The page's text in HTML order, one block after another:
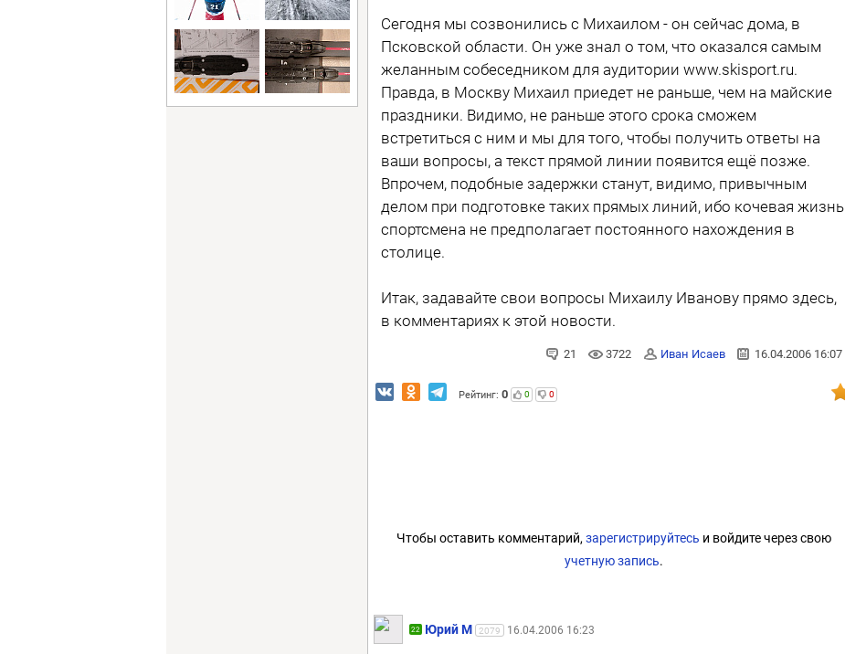
Сегодня мы созвонились с Михаилом - он сейчас дома, в
Псковской области. Он уже знал о том, что оказался самым
желанным собеседником для аудитории www.skisport.ru.
Правда, в Москву Михаил приедет не раньше, чем на майские
праздники. Видимо, не раньше этого срока сможем
встретиться с ним и мы для того, чтобы получить ответы на
ваши вопросы, а текст прямой линии появится ещё позже.
Впрочем, подобные задержки станут, видимо, привычным
делом при подготовке таких прямых линий, ибо кочевая жизнь
спортсмена не предполагает постоянного нахождения в
столице.
Итак, задавайте свои вопросы Михаилу Иванову прямо здесь,
в комментариях к этой новости.
21 3722 Иван Исаев 16.04.2006 16:07
Рейтинг: 0 0 0
Чтобы оставить комментарий, зарегистрируйтесь и войдите через свою
учетную запись.
22 Юрий М 2079 16.04.2006 16:23